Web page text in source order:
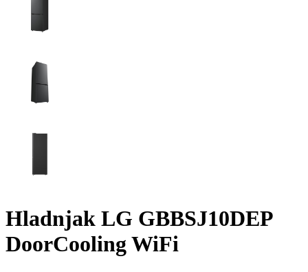
Hladnjak LG GBBSJ10DEP
DoorCooling WiFi